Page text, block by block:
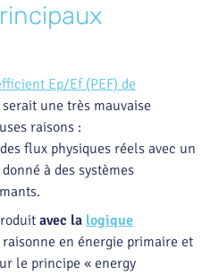
Ep/Ef (PEF) de
serait une très mauvaise
raisons :
flux physiques réels avec un
à des systèmes
avec la logique
en énergie primaire et
le principe « energy